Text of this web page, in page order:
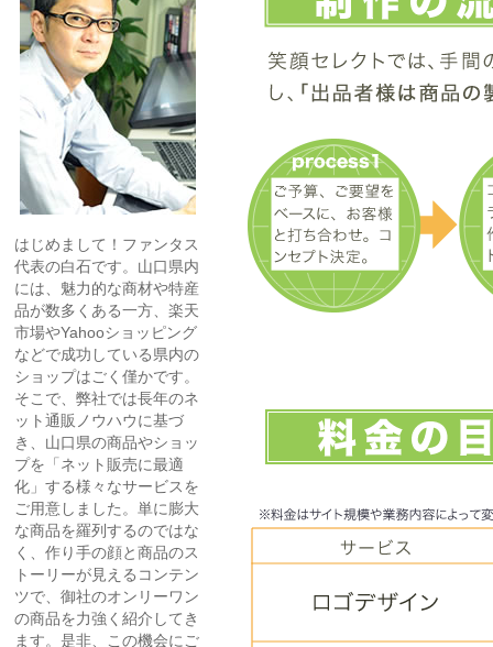
はじめまして！ファンタス
代表の白石です。山口県内
には、魅力的な商材や特産
品が数多くある一方、楽天
市場やYahooショッピング
などで成功している県内の
ショップはごく僅かです。
そこで、弊社では長年のネ
ット通販ノウハウに基づ
き、山口県の商品やショッ
プを「ネット販売に最適
化」する様々なサービスを
ご用意しました。単に膨大
な商品を羅列するのではな
く、作り手の顔と商品のス
トーリーが見えるコンテン
ツで、御社のオンリーワン
の商品を力強く紹介してき
ます。是非、この機会にご